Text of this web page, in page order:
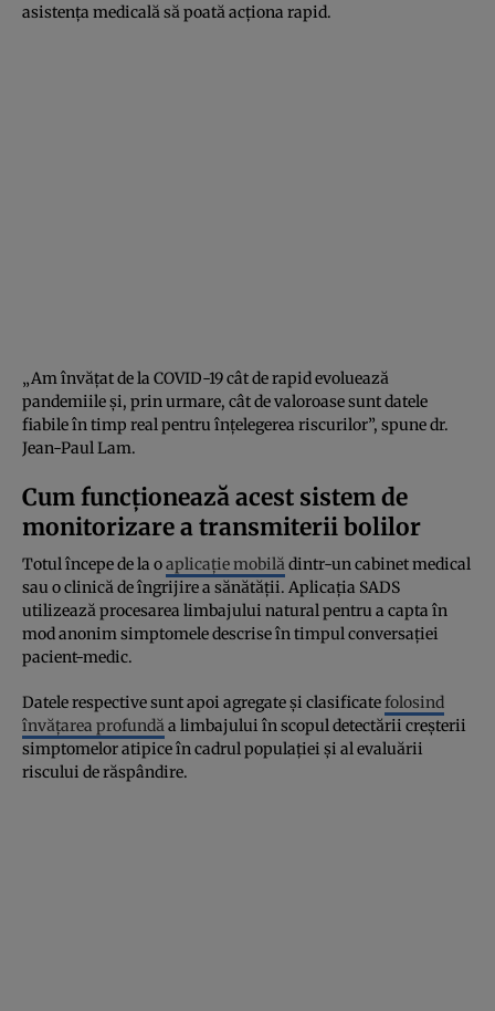
asistența medicală să poată acționa rapid.
„Am învățat de la COVID-19 cât de rapid evoluează
pandemiile și, prin urmare, cât de valoroase sunt datele
fiabile în timp real pentru înțelegerea riscurilor”, spune dr.
Jean-Paul Lam.
Cum funcționează acest sistem de
monitorizare a transmiterii bolilor
Totul începe de la oaplicație mobilădintr-un cabinet medical
sau o clinică de îngrijire a sănătății. Aplicația SADS
utilizează procesarea limbajului natural pentru a capta în
mod anonim simptomele descrise în timpul conversației
pacient-medic.
Datele respective sunt apoi agregate și clasificatefolosind
învățarea profundăa limbajului în scopul detectării creșterii
simptomelor atipice în cadrul populației și al evaluării
riscului de răspândire.